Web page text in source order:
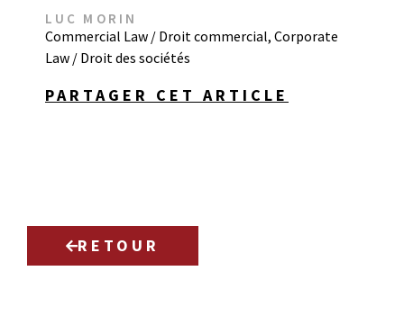
LUC MORIN
Commercial Law / Droit commercial, Corporate
Law / Droit des sociétés
PARTAGER CET ARTICLE
RETOUR